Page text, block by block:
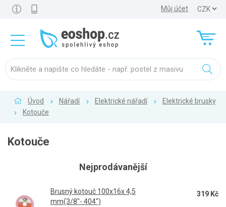
Můj účet
Úvod Nářadí Elektrické nářadí
Elektrické brusky
Kotouče
Kotouče
Nejprodávanější
Brusný kotouč 100x16x 4,5
mm(3/8"-.404")
319 Kč